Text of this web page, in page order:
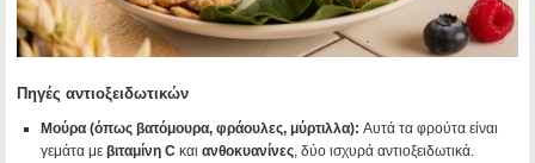
Πηγές αντιοξειδωτικών
Μούρα (όπως βατόμουρα, φράουλες, μύρτιλλα): Αυτά τα φρούτα είναι
γεμάτα με βιταμίνη C και ανθοκυανίνες , δύο ισχυρά αντιοξειδωτικά.